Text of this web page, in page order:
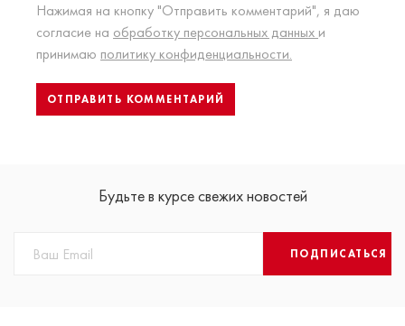
Нажимая на кнопку "Отправить комментарий", я даю
согласие на обработку персональных данных и
принимаю политику конфиденциальности.
Будьте в курсе свежих новостей
ПОДПИСАТЬСЯ